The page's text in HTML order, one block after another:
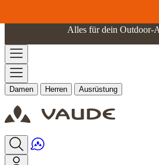
Alles für dein Outdoor-
Damen Herren Ausrüstung